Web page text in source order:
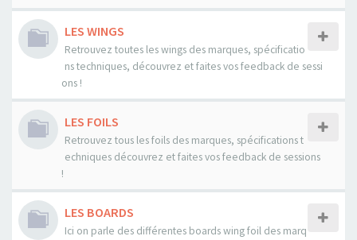
LES WINGS
Retrouvez toutes les wings des marques, spécificatio
ns techniques, découvrez et faites vos feedback de sessi
ons !
LES FOILS
Retrouvez tous les foils des marques, spécifications t
echniques découvrez et faites vos feedback de sessions
!
LES BOARDS
Ici on parle des différentes boards wing foil des marq